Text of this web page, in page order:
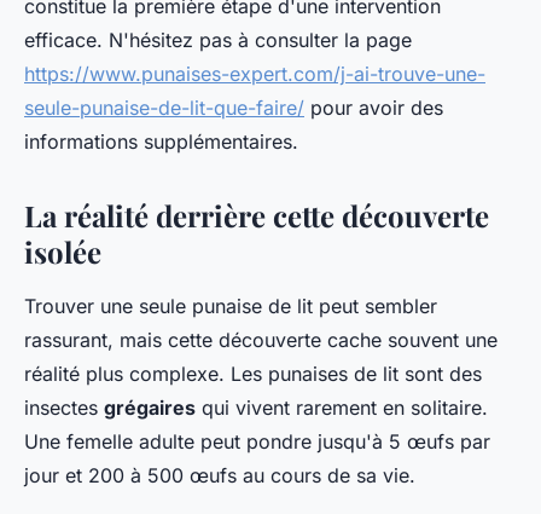
constitue la première étape d'une intervention
efficace. N'hésitez pas à consulter la page
https://www.punaises-expert.com/j-ai-trouve-une-
seule-punaise-de-lit-que-faire/ pour avoir des
informations supplémentaires.
La réalité derrière cette découverte
isolée
Trouver une seule punaise de lit peut sembler
rassurant, mais cette découverte cache souvent une
réalité plus complexe. Les punaises de lit sont des
insectes grégaires qui vivent rarement en solitaire.
Une femelle adulte peut pondre jusqu'à 5 œufs par
jour et 200 à 500 œufs au cours de sa vie.